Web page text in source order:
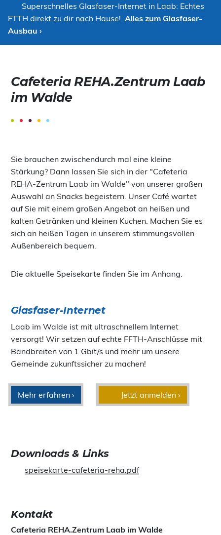
Superschnelles Glasfaser-Internet in Laab: Echtes
FTTH direkt zu dir nach Hause! Alles zum Glasfaser-
Ausbau ›
Cafeteria REHA.Zentrum Laab
im Walde
Sie brauchen zwischendurch mal eine kleine
Stärkung? Dann lassen Sie sich in der "Cafeteria
REHA-Zentrum Laab im Walde" von unserer großen
Auswahl an Snacks begeistern. Unser Café wartet
auf Sie mit einem großen Angebot an heißen und
kalten Getränken und kleinen Kuchen. Machen Sie es
sich an heißen Tagen in unserem stimmungsvollen
Außenbereich bequem.
Die aktuelle Speisekarte finden Sie im Anhang.
Glasfaser-Internet
Laab im Walde ist mit ultraschnellem Internet
versorgt! Wir setzen auf echte FFTH-Anschlüsse mit
Bandbreiten von 1 Gbit/s und mehr um unsere
Gemeinde zukunftssicher zu machen!
Mehr erfahren › Jetzt anmelden ›
Downloads & Links
speisekarte-cafeteria-reha.pdf
Kontakt
Cafeteria REHA.Zentrum Laab im Walde